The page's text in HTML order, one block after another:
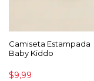
Camiseta Estampada
Baby Kiddo
$9,99